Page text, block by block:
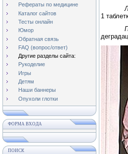
Рефераты по медицине
Каталог сайтов
Тесты онлайн
Юмор
Обратная связь
FAQ (вопрос/ответ)
Другие разделы сайта:
Рукоделие
Игры
Детям
Наши баннеры
Опухоли глотки
ФОРМА ВХОДА
ПОИСК
1